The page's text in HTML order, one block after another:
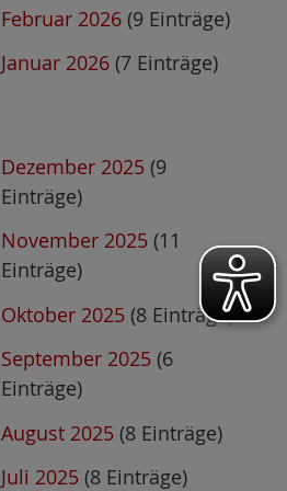
Februar 2026 (9 Einträge)
Januar 2026 (7 Einträge)
Dezember 2025 (9
Einträge)
November 2025 (11
Einträge)
Oktober 2025 (8 Einträge)
September 2025 (6
Einträge)
August 2025 (8 Einträge)
Juli 2025 (8 Einträge)